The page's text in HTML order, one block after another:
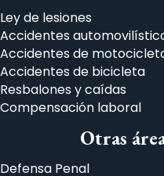
Ley de lesiones
Accidentes
Accidentes de
Accidentes de bicicleta
Resbalones y caídas
Compensación laboral
Otras
Defensa Penal